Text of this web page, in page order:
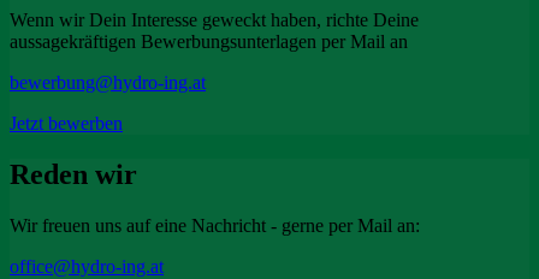
Wenn wir Dein Interesse geweckt haben, richte Deine
aussagekräftigen Bewerbungsunterlagen per Mail an
bewerbung@hydro-ing.at
Jetzt bewerben
Reden wir
Wir freuen uns auf eine Nachricht - gerne per Mail an:
office@hydro-ing.at